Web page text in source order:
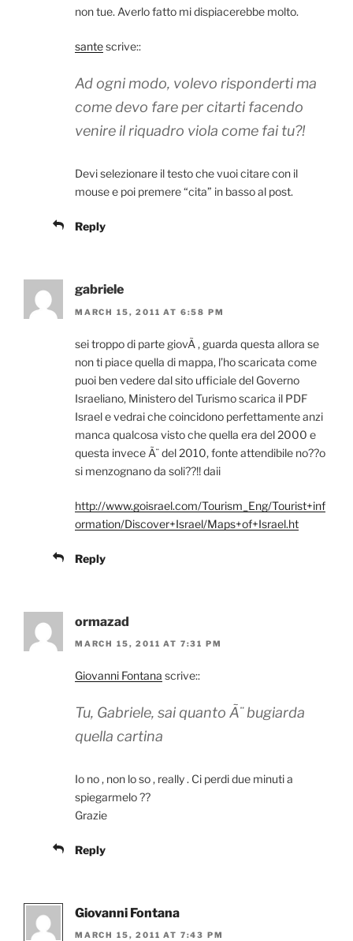
non tue. Averlo fatto mi dispiacerebbe molto.
santescrive::
Ad ogni modo, volevo risponderti ma
come devo fare per citarti facendo
venire il riquadro viola come fai tu?!
Devi selezionare il testo che vuoi citare con il
mouse e poi premere “cita” in basso al post.
Reply
gabriele
MARCH 15, 2011 AT 6:58 PM
sei troppo di parte giovÃ , guarda questa allora se
non ti piace quella di mappa, l’ho scaricata come
puoi ben vedere dal sito ufficiale del Governo
Israeliano, Ministero del Turismo scarica il PDF
Israel e vedrai che coincidono perfettamente anzi
manca qualcosa visto che quella era del 2000 e
questa invece Ã¨ del 2010, fonte attendibile no??o
si menzognano da soli??!! daii
http://www.goisrael.com/Tourism_Eng/Tourist+inf
ormation/Discover+Israel/Maps+of+Israel.ht
Reply
ormazad
MARCH 15, 2011 AT 7:31 PM
Giovanni Fontana scrive::
Tu, Gabriele, sai quanto Ã¨ bugiarda
quella cartina
Io no , non lo so , really . Ci perdi due minuti a
spiegarmelo ??
Grazie
Reply
Giovanni Fontana
MARCH 15, 2011 AT 7:43 PM